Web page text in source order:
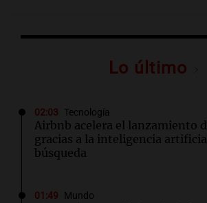
Lo último
02:03 Tecnología
Airbnb acelera el lanzamiento
gracias a la inteligencia
búsqueda
01:49 Mundo